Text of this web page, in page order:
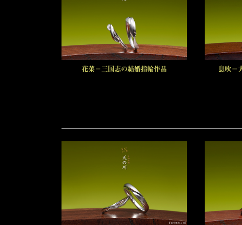
花菜－三国志の結婚指輪作品 息吹－